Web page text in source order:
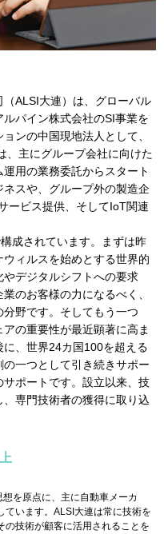
ALSI大連）は、グローバル
パイン株式会社のSI事業を
ンの中国現地法人として、
、主にグループ会社に向けた
用の業務委託からスタート
スや、グループ外の製造企
ービス提供、そしてIoT関連
成されています。まずは昨
ィルスを始めとする世界的
デジタルシフトへの要求
のお客様の力になるべく、
野です。そしてもう一つ
の重要性が最近顕著に高ま
、世界24カ国100を超える
一つとして引き続きサポー
サポートです。設立以来、技
専門技術者の獲得に取り込
を原点に、主に自動車メーカ
ています。ALSI大連は常に技術を
の技術が顧客に活用されることを